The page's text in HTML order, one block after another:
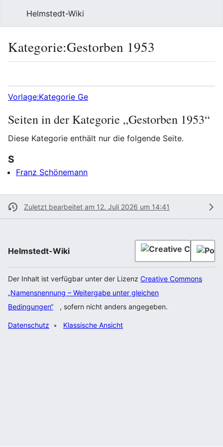
Helmstedt-Wiki
Kategorie:Gestorben 1953
Vorlage:Kategorie Ge
Seiten in der Kategorie „Gestorben 1953“
Diese Kategorie enthält nur die folgende Seite.
S
Franz Schönemann
Zuletzt bearbeitet am 12. Juli 2026 um 14:41
Helmstedt-Wiki
Der Inhalt ist verfügbar unter der Lizenz Creative Commons
„Namensnennung – Weitergabe unter gleichen
Bedingungen“
, sofern nicht anders angegeben.
Datenschutz Klassische Ansicht